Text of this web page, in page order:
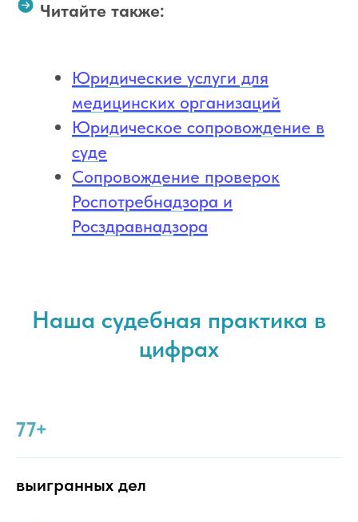
Читайте также:
Юридические услуги для
медицинских организаций
Юридическое сопровождение в
суде
Сопровождение проверок
Роспотребнадзора и
Росздравнадзора
Наша судебная практика в
цифрах
77+
выигранных дел